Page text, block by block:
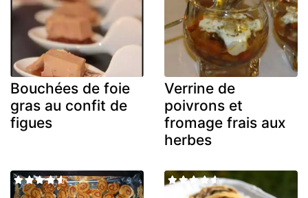
Bouchées de foie
gras au confit de
figues
Verrine de
poivrons et
fromage frais aux
herbes